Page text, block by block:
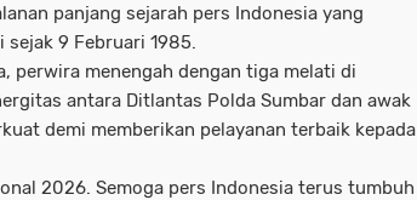
panjang sejarah pers Indonesia yang
9 Februari 1985.
perwira menengah dengan tiga melati di
antara Ditlantas Polda Sumbar dan awak
demi memberikan pelayanan terbaik kepada
2026. Semoga pers Indonesia terus tumbuh